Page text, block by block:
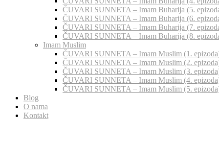
ČUVARI SUNNETA – Imam Buharija (5.
ČUVARI SUNNETA – Imam Buharija (6.
ČUVARI SUNNETA – Imam Buharija (7.
ČUVARI SUNNETA – Imam Buharija (8.
Imam Muslim
ČUVARI SUNNETA – Imam Muslim (1.
ČUVARI SUNNETA – Imam Muslim (2.
ČUVARI SUNNETA – Imam Muslim (3.
ČUVARI SUNNETA – Imam Muslim (4.
ČUVARI SUNNETA – Imam Muslim (5.
Blog
O nama
Kontakt